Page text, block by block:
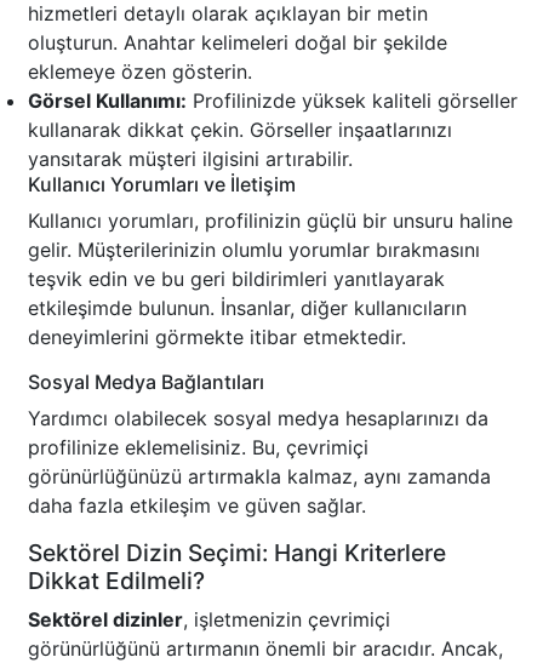
hizmetleri detaylı olarak açıklayan bir metin
oluşturun. Anahtar kelimeleri doğal bir şekilde
eklemeye özen gösterin.
Görsel Kullanımı: Profilinizde yüksek kaliteli görseller
kullanarak dikkat çekin. Görseller inşaatlarınızı
yansıtarak müşteri ilgisini artırabilir.
Kullanıcı Yorumları ve İletişim
Kullanıcı yorumları, profilinizin güçlü bir unsuru haline
gelir. Müşterilerinizin olumlu yorumlar bırakmasını
teşvik edin ve bu geri bildirimleri yanıtlayarak
etkileşimde bulunun. İnsanlar, diğer kullanıcıların
deneyimlerini görmekte itibar etmektedir.
Sosyal Medya Bağlantıları
Yardımcı olabilecek sosyal medya hesaplarınızı da
profilinize eklemelisiniz. Bu, çevrimiçi
görünürlüğünüzü artırmakla kalmaz, aynı zamanda
daha fazla etkileşim ve güven sağlar.
Sektörel Dizin Seçimi: Hangi Kriterlere
Dikkat Edilmeli?
Sektörel dizinler, işletmenizin çevrimiçi
görünürlüğünü artırmanın önemli bir aracıdır. Ancak,